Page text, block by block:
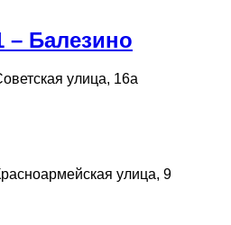
– Балезино
улица, 16а
улица, 9